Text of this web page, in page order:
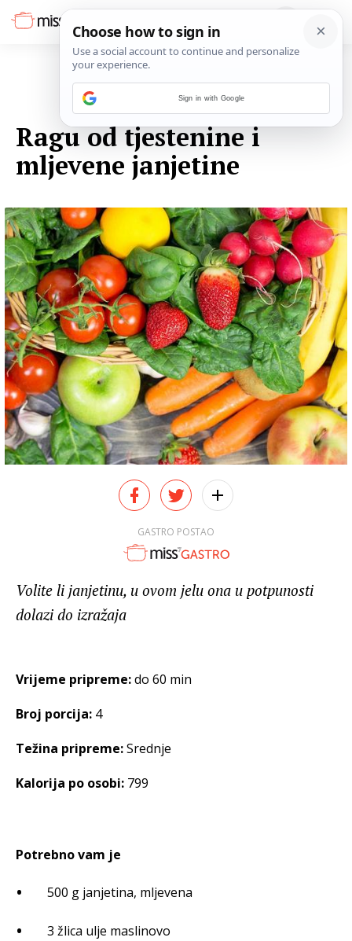
Ragu od tjestenine i
mljevene janjetine
GASTRO POSTAO
Volite li janjetinu, u ovom jelu ona u potpunosti
dolazi do izražaja
Vrijeme pripreme:do 60 min
Broj porcija: 4
Težina pripreme:Srednje
Kalorija po osobi: 799
Potrebno vam je
500 g janjetina, mljevena
3 žlica ulje maslinovo
Sign in with Google